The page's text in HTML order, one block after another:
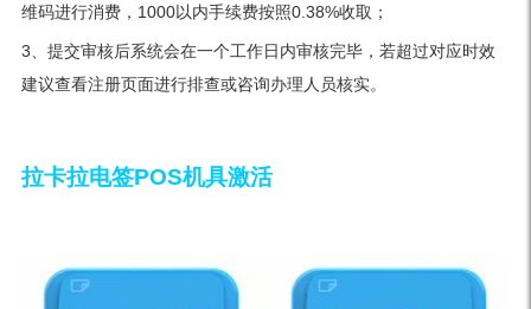
维码进行消费，1000以内手续费按照0.38%收取；
3、提交审核后系统会在一个工作日内审核完毕，若超过对应时效
建议查看注册页面进行排查或咨询办理人员核实。
拉卡拉电签POS机具激活